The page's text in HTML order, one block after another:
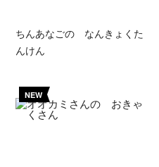
ちんあなごの なんきょくた
んけん
NEW